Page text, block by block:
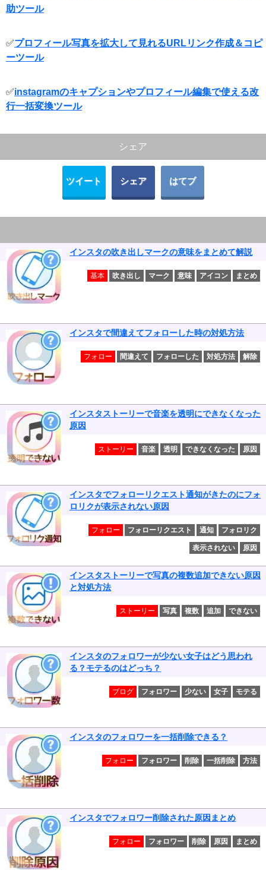
助ツール
✅プロフィール写真を拡大して見れるURLリンク作成＆コピ
ーツール
✅instagramのキャプションやプロフィール編集で使える改
行一括変換ツール
シェア
ツイート シェア はてブ
インスタの吹き出しマークの意味をまとめて解説
基本 吹き出し マーク 意味 アイコン まとめ
インスタで間違えてフォローした時の対処方法
フォロー 間違えて フォローした 対処方法 解除
インスタストーリーで音楽を透明にできなくなった
原因
ストーリー 音楽 透明 できなくなった 原因
インスタでフォローリクエスト通知がきたのにフォ
ロリクが表示されない原因
フォロー フォローリクエスト 通知 フォロリク
表示されない 原因
インスタストーリーで写真の複数追加できない原因
と対処方法
ストーリー 写真 複数 追加 できない
インスタのフォロワーが少ない女子はどう思われ
る？モテるのはどっち？
ブログ フォロワー 少ない 女子 モテる
インスタのフォロワーを一括削除できる？
フォロー フォロワー 削除 一括削除 方法
インスタでフォロワー削除された原因まとめ
フォロー フォロワー 削除 原因 まとめ